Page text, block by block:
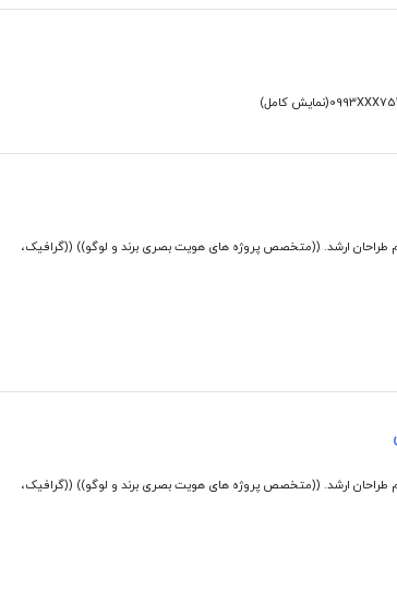
20 سال تخصص و تجربه با تیم طراحان ارشد. ((متخصص پروژه های هویت بصری برند و لوگو)) ((گرافیک،
20 سال تخصص و تجربه با تیم طراحان ارشد. ((متخصص پروژه های هویت بصری برند و لوگو)) ((گرافیک،